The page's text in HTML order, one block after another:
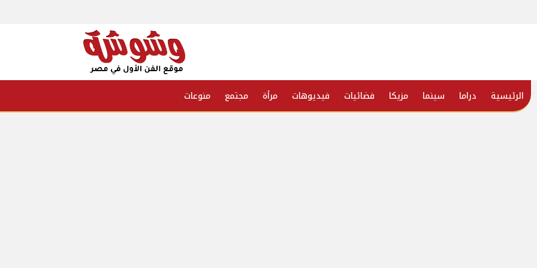
الرئيسية دراما سينما مزيكا فضائيات فيديوهات مرأة مجتمع منوعات